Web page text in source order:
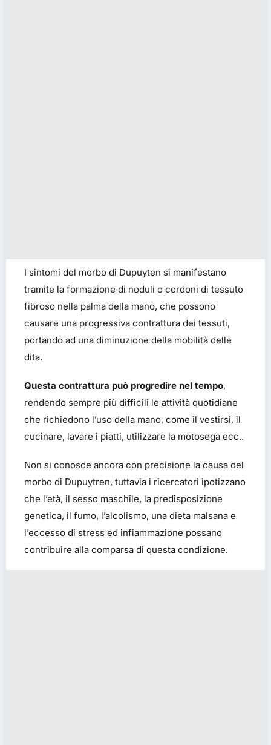
I sintomi del morbo di Dupuyten si manifestano
tramite la formazione di noduli o cordoni di tessuto
fibroso nella palma della mano, che possono
causare una progressiva contrattura dei tessuti,
portando ad una diminuzione della mobilità delle
dita.
Questa contrattura può progredire nel tempo,
rendendo sempre più difficili le attività quotidiane
che richiedono l’uso della mano, come il vestirsi, il
cucinare, lavare i piatti, utilizzare la motosega ecc..
Non si conosce ancora con precisione la causa del
morbo di Dupuytren, tuttavia i ricercatori ipotizzano
che l’età, il sesso maschile, la predisposizione
genetica, il fumo, l’alcolismo, una dieta malsana e
l’eccesso di stress ed infiammazione possano
contribuire alla comparsa di questa condizione.